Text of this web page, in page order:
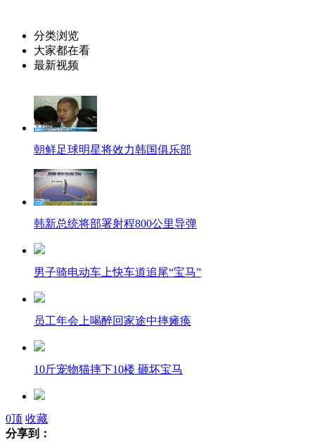
分类浏览
大家都在看
最新视频
朝鲜足球明星将效力韩国俱乐部
韩新总统将部署射程800公里导弹
男子骑电动车上快车道追尾“宝马”
员工年会上喝醉回家途中摔瘫痪
10斤宠物猫摔下10楼 砸坏宝马
宜宾雷人标语：不在公共场所吸大烟
0顶 收藏
分享到：